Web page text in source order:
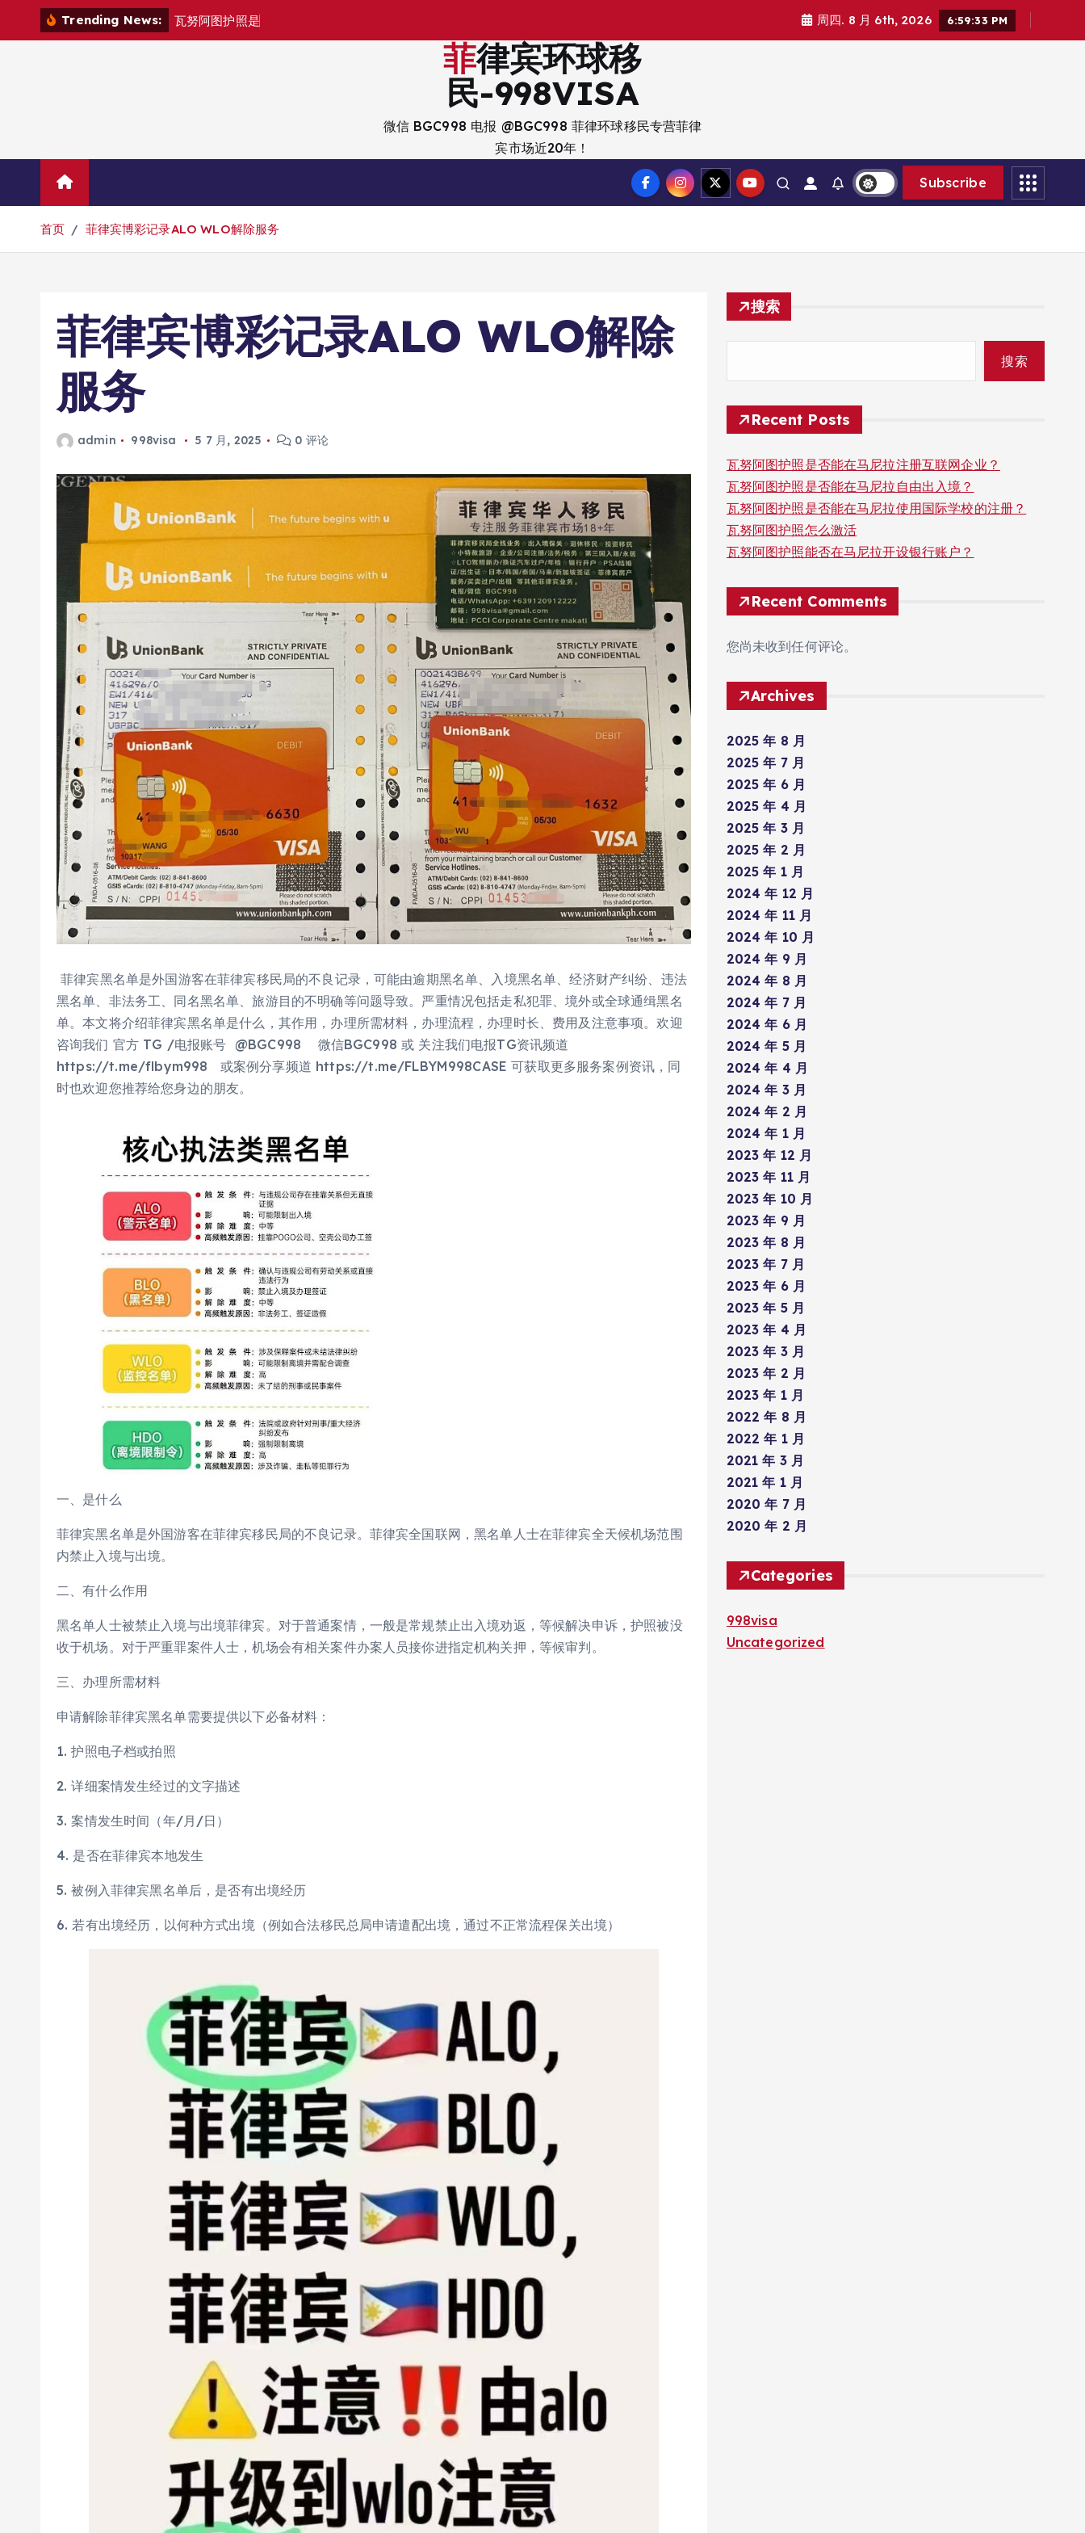
Trending News: 瓦努阿图护照是 周四. 8 月 6th, 2026 6:59:35 PM
菲律宾环球移
民-998VISA
微信 BGC998 电报 @BGC998 菲律环球移民专营菲律
宾市场近20年！
Subscribe
首页 菲律宾博彩记录ALO WLO解除服务
菲律宾博彩记录ALO WLO解除
服务
admin 998visa 5 7 月, 2025 0 评论
菲律宾黑名单是外国游客在菲律宾移民局的不良记录，可能由逾期黑名单、入境黑名单、经济财产纠纷、违法
黑名单、非法务工、同名黑名单、旅游目的不明确等问题导致。严重情况包括走私犯罪、境外或全球通缉黑名
单。本文将介绍菲律宾黑名单是什么，其作用，办理所需材料，办理流程，办理时长、费用及注意事项。欢迎
咨询我们 官方 TG /电报账号 @BGC998 微信BGC998 或 关注我们电报TG资讯频道
https://t.me/flbym998 或案例分享频道 https://t.me/FLBYM998CASE 可获取更多服务案例资讯，同
时也欢迎您推荐给您身边的朋友。
一、是什么
菲律宾黑名单是外国游客在菲律宾移民局的不良记录。菲律宾全国联网，黑名单人士在菲律宾全天候机场范围
内禁止入境与出境。
二、有什么作用
黑名单人士被禁止入境与出境菲律宾。对于普通案情，一般是常规禁止出入境劝返，等候解决申诉，护照被没
收于机场。对于严重罪案件人士，机场会有相关案件办案人员接你进指定机构关押，等候审判。
三、办理所需材料
申请解除菲律宾黑名单需要提供以下必备材料：
1. 护照电子档或拍照
2. 详细案情发生经过的文字描述
3. 案情发生时间（年/月/日）
4. 是否在菲律宾本地发生
5. 被例入菲律宾黑名单后，是否有出境经历
6. 若有出境经历，以何种方式出境（例如合法移民总局申请遣配出境，通过不正常流程保关出境）
搜索
搜索
Recent Posts
瓦努阿图护照是否能在马尼拉注册互联网企业？
瓦努阿图护照是否能在马尼拉自由出入境？
瓦努阿图护照是否能在马尼拉使用国际学校的注册？
瓦努阿图护照怎么激活
瓦努阿图护照能否在马尼拉开设银行账户？
Recent Comments
您尚未收到任何评论。
Archives
2025 年 8 月
2025 年 7 月
2025 年 6 月
2025 年 4 月
2025 年 3 月
2025 年 2 月
2025 年 1 月
2024 年 12 月
2024 年 11 月
2024 年 10 月
2024 年 9 月
2024 年 8 月
2024 年 7 月
2024 年 6 月
2024 年 5 月
2024 年 4 月
2024 年 3 月
2024 年 2 月
2024 年 1 月
2023 年 12 月
2023 年 11 月
2023 年 10 月
2023 年 9 月
2023 年 8 月
2023 年 7 月
2023 年 6 月
2023 年 5 月
2023 年 4 月
2023 年 3 月
2023 年 2 月
2023 年 1 月
2022 年 8 月
2022 年 1 月
2021 年 3 月
2021 年 1 月
2020 年 7 月
2020 年 2 月
Categories
998visa
Uncategorized